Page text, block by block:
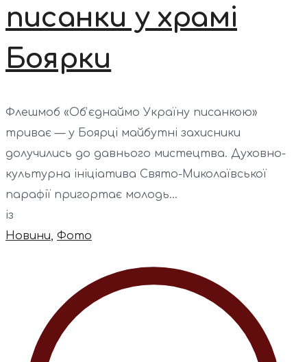
писанки у храмі
Боярки
Флешмоб «Обʼєднаймо Україну писанкою»
триває — у Боярці майбутні захисники
долучились до давнього мистецтва. Духовно-
культурна ініціатива Свято-Миколаївської
парафії пригортає молодь...
із
Новини, Фото